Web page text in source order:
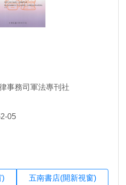
事務司軍法專刊社
05
) 五南書店(開新視窗)